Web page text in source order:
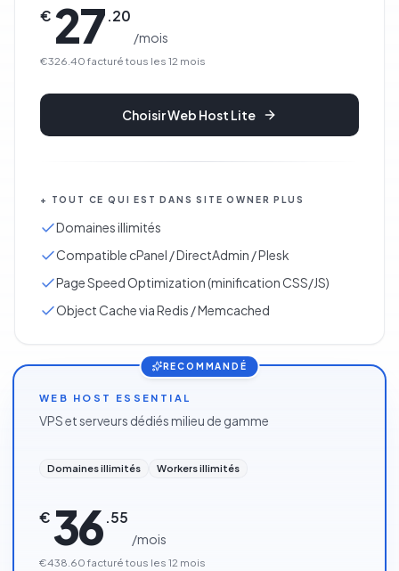
€ 27.20
/mois
€326.40 facturé tous les 12 mois
ChoisirWeb Host Lite
+ TOUT CE QUI EST DANS SITE OWNER PLUS
Domaines illimités
Compatible cPanel / DirectAdmin / Plesk
Page Speed Optimization (minification CSS/JS)
Object Cache via Redis / Memcached
RECOMMANDÉ
WEB HOST ESSENTIAL
VPS et serveurs dédiés milieu de gamme
Domaines illimités Workers illimités
€ 36.55
/mois
€438.60 facturé tous les 12 mois